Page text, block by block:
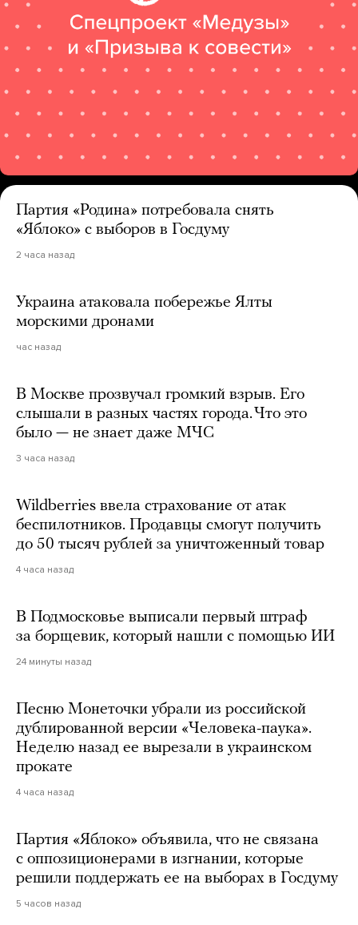
Партия «Родина» потребовала снять
«Яблоко» с выборов в Госдуму
2 часа назад
Украина атаковала побережье Ялты
морскими дронами
час назад
В Москве прозвучал громкий взрыв. Его
слышали в разных частях города. Что это
было — не знает даже МЧС
3 часа назад
Wildberries ввела страхование от атак
беспилотников. Продавцы смогут получить
до 50 тысяч рублей за уничтоженный товар
4 часа назад
В Подмосковье выписали первый штраф
за борщевик, который нашли с помощью ИИ
24 минуты назад
Песню Монеточки убрали из российской
дублированной версии «Человека-паука».
Неделю назад ее вырезали в украинском
прокате
4 часа назад
Партия «Яблоко» объявила, что не связана
с оппозиционерами в изгнании, которые
решили поддержать ее на выборах в Госдуму
5 часов назад